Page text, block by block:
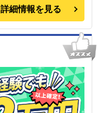
詳細情報を見る